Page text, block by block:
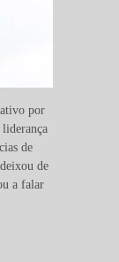
por
de
de
a falar